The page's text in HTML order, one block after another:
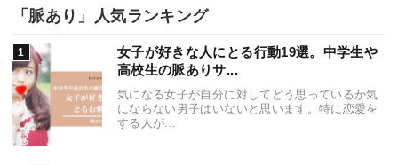
「脈あり」人気ランキング
女子が好きな人にとる行動19選。中学生や
高校生の脈ありサ...
気になる女子が自分に対してどう思っているか気
にならない男子はいないと思います。特に恋愛を
する人が...